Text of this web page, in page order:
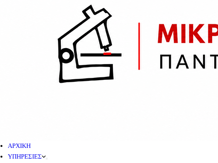
ΑΡΧΙΚΗ
ΥΠΗΡΕΣΙΕΣ